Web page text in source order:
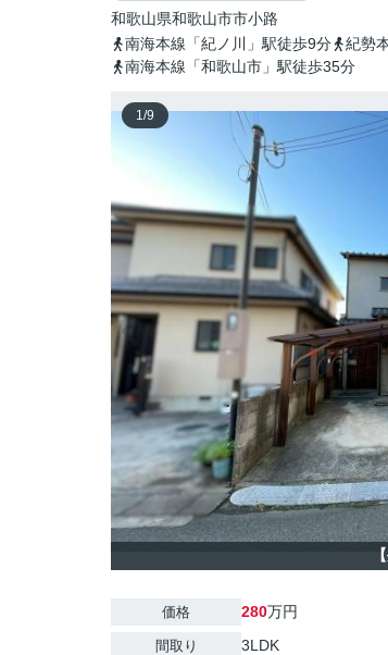
和歌山県和歌山市市小路
南海本線「紀ノ川」駅徒歩9分
紀勢
南海本線「和歌山市」駅徒歩35分
1/9
価格 280万円
間取り 3LDK